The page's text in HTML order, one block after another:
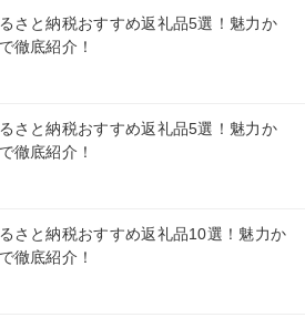
さと納税おすすめ返礼品5選！魅力か
徹底紹介！
さと納税おすすめ返礼品5選！魅力か
徹底紹介！
さと納税おすすめ返礼品10選！魅力か
徹底紹介！